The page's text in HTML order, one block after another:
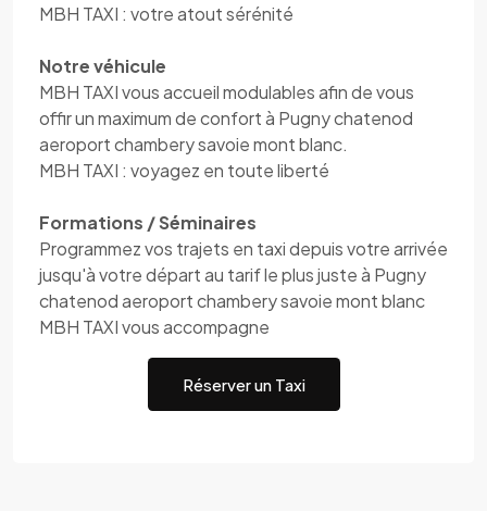
MBH TAXI : votre atout sérénité
Notre véhicule
MBH TAXI vous accueil modulables afin de vous
offir un maximum de confort à Pugny chatenod
aeroport chambery savoie mont blanc.
MBH TAXI : voyagez en toute liberté
Formations / Séminaires
Programmez vos trajets en taxi depuis votre arrivée
jusqu'à votre départ au tarif le plus juste à Pugny
chatenod aeroport chambery savoie mont blanc
MBH TAXI vous accompagne
Réserver un Taxi